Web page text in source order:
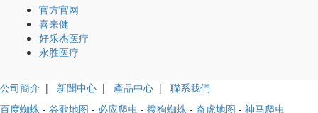
官方官网
喜来健
好乐杰医疗
永胜医疗
公司簡介 | 新聞中心 | 產品中心 | 聯系我們
百度蜘蛛 - 谷歌地图 - 必应爬虫 - 搜狗蜘蛛 - 奇虎地图 - 神马爬虫